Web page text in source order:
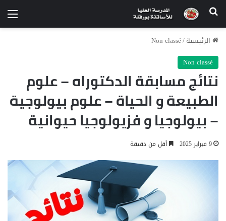
الرئيسية/
Non classé
Non classé
نتائج مسابقة الدكتوراه – علوم
الطبيعة و الحياة – علوم بيولوجية
– بيولوجيا و فزيولوجيا حيوانية
9 فبراير 2025 أقل من دقيقة